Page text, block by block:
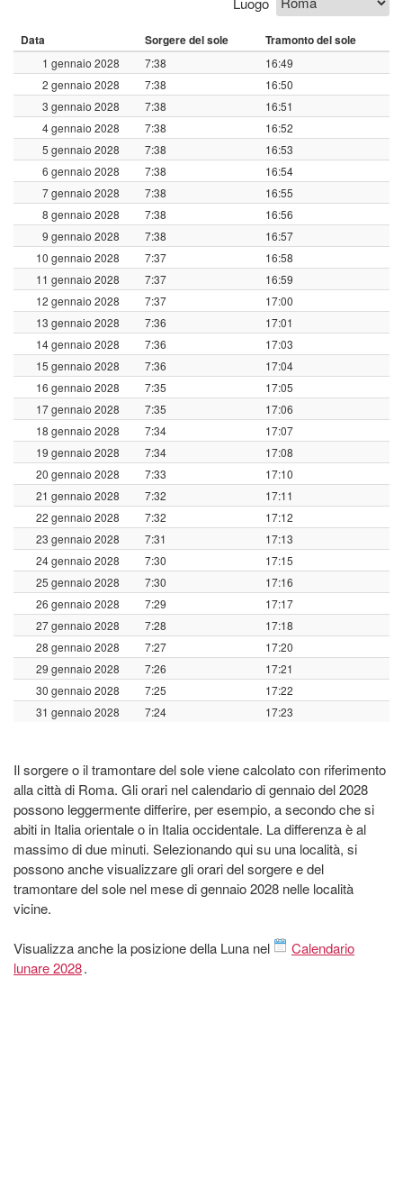
Data Sorgere del sole Tramonto del sole
1 gennaio 2028 7:38
16:49
2 gennaio 2028
7:38
16:50
3 gennaio 2028
7:38
16:51
4 gennaio 2028
7:38
16:52
5 gennaio 2028
7:38
16:53
6 gennaio 2028
7:38
16:54
7 gennaio 2028
7:38
16:55
8 gennaio 2028
7:38
16:56
9 gennaio 2028
7:38
16:57
10 gennaio 2028
7:37
16:58
11 gennaio 2028
7:37
16:59
12 gennaio 2028
7:37
17:00
13 gennaio 2028
7:36
17:01
14 gennaio 2028
7:36
17:03
15 gennaio 2028
7:36
17:04
16 gennaio 2028
7:35
17:05
17 gennaio 2028
7:35
17:06
18 gennaio 2028
7:34
17:07
19 gennaio 2028
7:34
17:08
20 gennaio 2028
7:33
17:10
21 gennaio 2028
7:32
17:11
22 gennaio 2028
7:32
17:12
23 gennaio 2028
7:31
17:13
24 gennaio 2028
7:30
17:15
25 gennaio 2028
7:30
17:16
26 gennaio 2028
7:29
17:17
27 gennaio 2028
7:28
17:18
28 gennaio 2028
7:27
17:20
29 gennaio 2028
7:26
17:21
30 gennaio 2028
7:25
17:22
31 gennaio 2028
7:24 17:23
Il sorgere o il tramontare del sole viene calcolato con riferimento
alla città di Roma. Gli orari nel calendario di gennaio del 2028
possono leggermente differire, per esempio, a secondo che si
abiti in Italia orientale o in Italia occidentale. La differenza è al
massimo di due minuti. Selezionando qui su una località, si
possono anche visualizzare gli orari del sorgere e del
tramontare del sole nel mese di gennaio 2028 nelle località
vicine.
Visualizza anche la posizione della Luna nel
Calendario
lunare 2028.